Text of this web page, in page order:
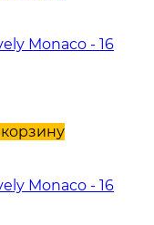
Monaco - 16
Monaco - 16